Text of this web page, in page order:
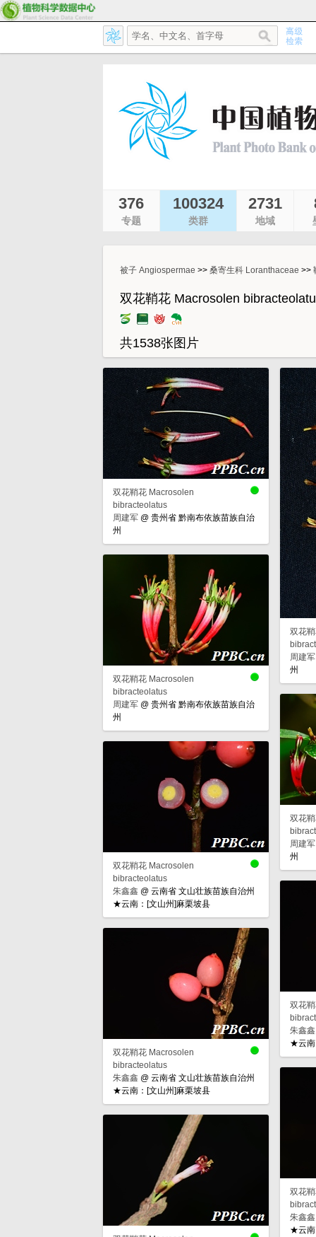
376
专题
100324
类群
2731
地域
被子 Angiospermae >> 桑寄生科 Loranthaceae >>
双花鞘花 Macrosolen
共1538张图片
双花鞘花 Macrosolen
bibracteolatus
周建军 @贵州省 黔南布依族苗族自治
州
双花
周建军
州
双花鞘花 Macrosolen
bibracteolatus
周建军 @贵州省 黔南布依族苗族自治
州
双花
周建军
州
双花鞘花 Macrosolen
bibracteolatus
朱鑫鑫 @云南省 文山壮族苗族自治州
★云南：[文山州]麻栗坡县
双花
朱鑫鑫
★云南
双花鞘花 Macrosolen
bibracteolatus
朱鑫鑫 @云南省 文山壮族苗族自治州
★云南：[文山州]麻栗坡县
双花
朱鑫鑫
★云南